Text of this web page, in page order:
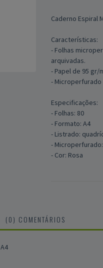
Caderno Espiral
Características:
- Folhas
arquivadas.
- Papel de 95 gr/
- Microperfurado
Especificações:
- Folhas: 80
- Formato: A4
- Listrado:
-
- Cor: Rosa
(0) COMENTÁRIOS
A4